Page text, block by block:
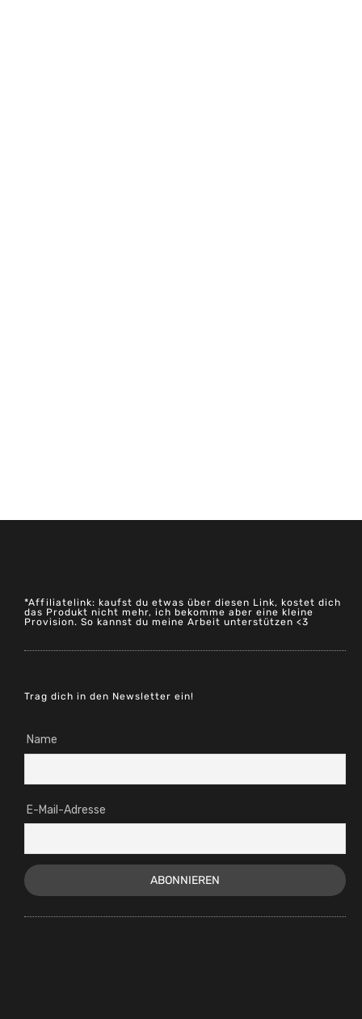
*Affiliatelink: kaufst du etwas über diesen Link, kostet dich
das Produkt nicht mehr, ich bekomme aber eine kleine
Provision. So kannst du meine Arbeit unterstützen <3
Trag dich in den Newsletter ein!
Name
E-Mail-Adresse